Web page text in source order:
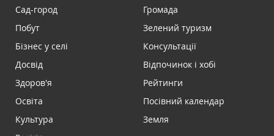
Сад-город
Побут
Бізнес у селі
Досвід
Здоров'я
Освіта
Культура
Громада
Зелений туризм
Консультації
Відпочинок і хобі
Рейтинги
Посівний календар
Земля